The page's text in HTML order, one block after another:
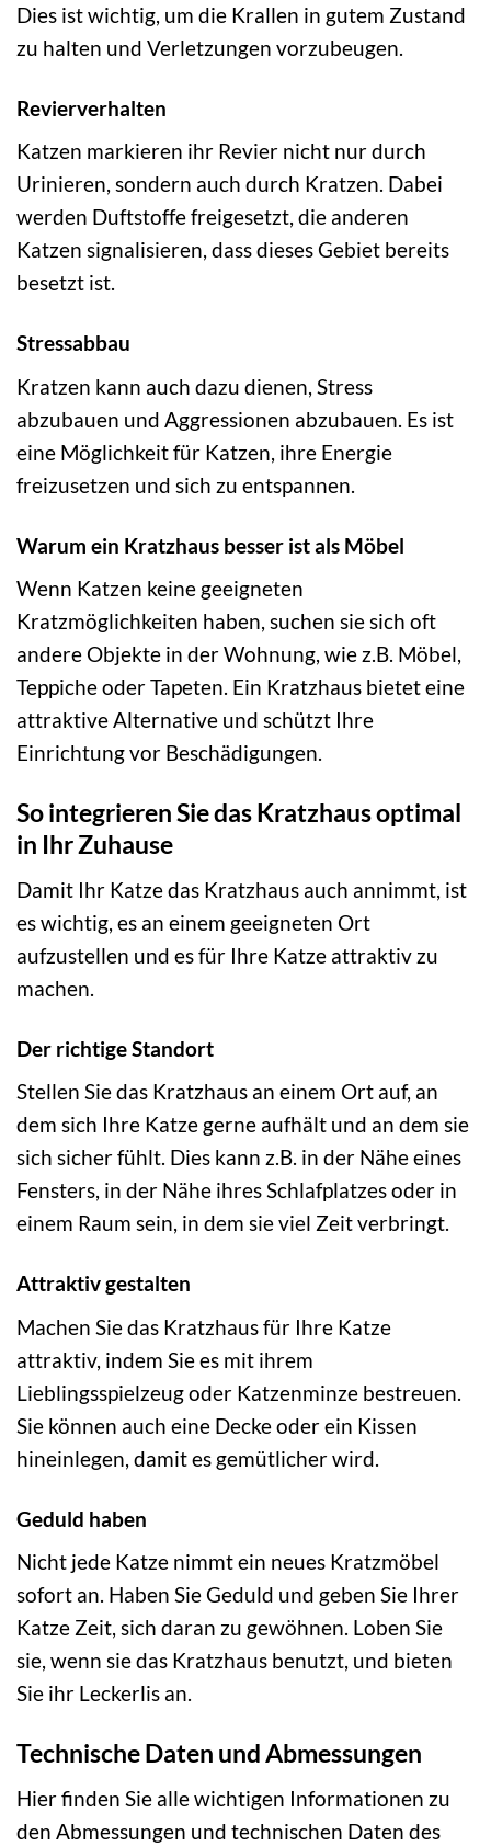
Dies ist wichtig, um die Krallen in gutem Zustand
zu halten und Verletzungen vorzubeugen.
Revierverhalten
Katzen markieren ihr Revier nicht nur durch
Urinieren, sondern auch durch Kratzen. Dabei
werden Duftstoffe freigesetzt, die anderen
Katzen signalisieren, dass dieses Gebiet bereits
besetzt ist.
Stressabbau
Kratzen kann auch dazu dienen, Stress
abzubauen und Aggressionen abzubauen. Es ist
eine Möglichkeit für Katzen, ihre Energie
freizusetzen und sich zu entspannen.
Warum ein Kratzhaus besser ist als Möbel
Wenn Katzen keine geeigneten
Kratzmöglichkeiten haben, suchen sie sich oft
andere Objekte in der Wohnung, wie z.B. Möbel,
Teppiche oder Tapeten. Ein Kratzhaus bietet eine
attraktive Alternative und schützt Ihre
Einrichtung vor Beschädigungen.
So integrieren Sie das Kratzhaus optimal
in Ihr Zuhause
Damit Ihr Katze das Kratzhaus auch annimmt, ist
es wichtig, es an einem geeigneten Ort
aufzustellen und es für Ihre Katze attraktiv zu
machen.
Der richtige Standort
Stellen Sie das Kratzhaus an einem Ort auf, an
dem sich Ihre Katze gerne aufhält und an dem sie
sich sicher fühlt. Dies kann z.B. in der Nähe eines
Fensters, in der Nähe ihres Schlafplatzes oder in
einem Raum sein, in dem sie viel Zeit verbringt.
Attraktiv gestalten
Machen Sie das Kratzhaus für Ihre Katze
attraktiv, indem Sie es mit ihrem
Lieblingsspielzeug oder Katzenminze bestreuen.
Sie können auch eine Decke oder ein Kissen
hineinlegen, damit es gemütlicher wird.
Geduld haben
Nicht jede Katze nimmt ein neues Kratzmöbel
sofort an. Haben Sie Geduld und geben Sie Ihrer
Katze Zeit, sich daran zu gewöhnen. Loben Sie
sie, wenn sie das Kratzhaus benutzt, und bieten
Sie ihr Leckerlis an.
Technische Daten und Abmessungen
Hier finden Sie alle wichtigen Informationen zu
den Abmessungen und technischen Daten des